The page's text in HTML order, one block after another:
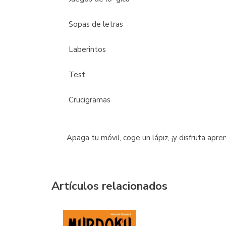
 Sopas de letras
 Laberintos
 Test
 Crucigramas
Apaga tu móvil, coge un lápiz, ¡y disfruta
Artículos relacionados